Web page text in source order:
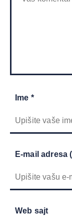
Ime *
E-mail adresa
Web sajt